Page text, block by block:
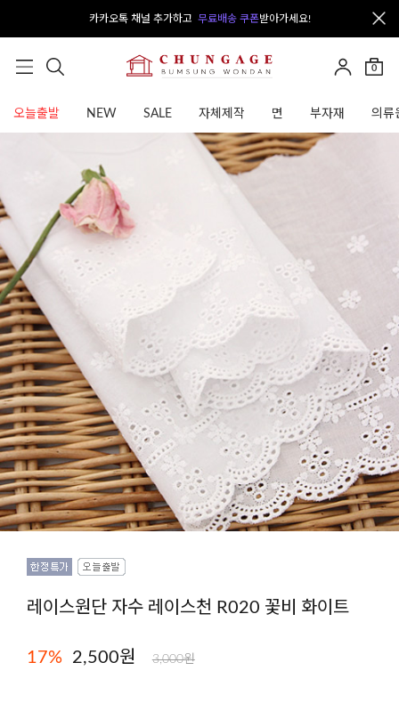
카카오톡 채널 추가하고 무료배송 쿠폰받아가세요!
0
오늘출발 NEW SALE 자체제작 면 부자재 의류
레이스원단 자수 레이스천 R020 꽃비 화이트
17% 2,500원 3,000원